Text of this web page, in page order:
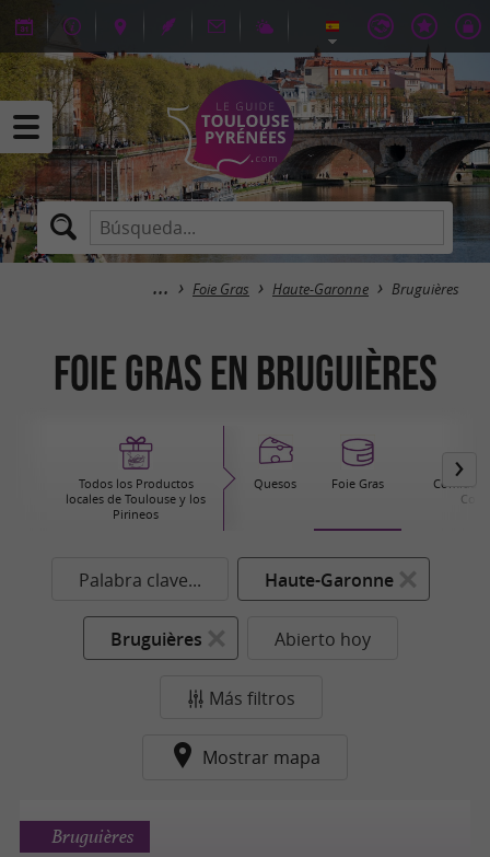
Foie Gras Haute-Garonne Bruguières
Foie Gras en Bruguières
Todos los Productos
locales de Toulouse y los
Pirineos
Quesos Foie Gras
Comida
Palabra clave... Haute-Garonne
Bruguières Abierto hoy
Más filtros
Mostrar mapa
Bruguières